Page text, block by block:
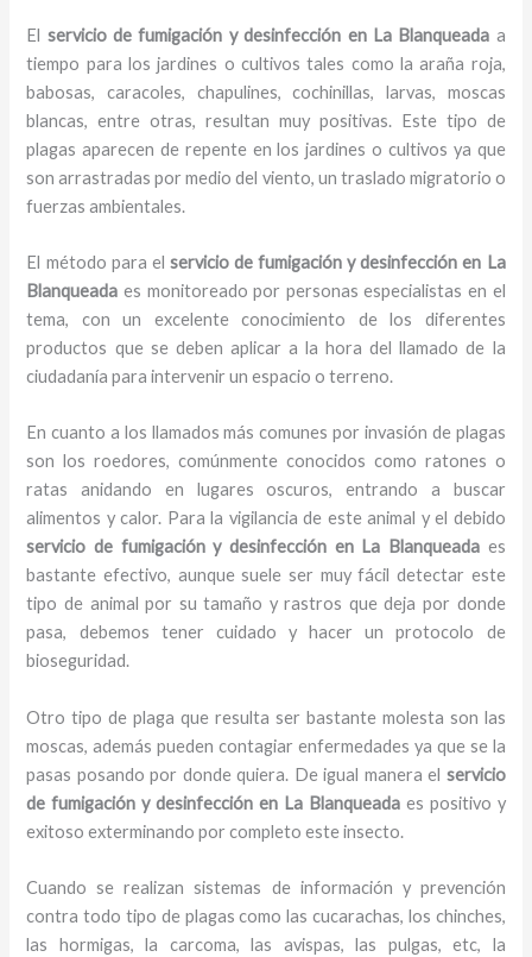
El servicio de fumigación y desinfección en La Blanqueada a
tiempo para los jardines o cultivos tales como la araña roja,
babosas, caracoles, chapulines, cochinillas, larvas, moscas
blancas, entre otras, resultan muy positivas. Este tipo de
plagas aparecen de repente en los jardines o cultivos ya que
son arrastradas por medio del viento, un traslado migratorio o
fuerzas ambientales.
El método para el servicio de fumigación y desinfección en La
Blanqueada es monitoreado por personas especialistas en el
tema, con un excelente conocimiento de los diferentes
productos que se deben aplicar a la hora del llamado de la
ciudadanía para intervenir un espacio o terreno.
En cuanto a los llamados más comunes por invasión de plagas
son los roedores, comúnmente conocidos como ratones o
ratas anidando en lugares oscuros, entrando a buscar
alimentos y calor. Para la vigilancia de este animal y el debido
servicio de fumigación y desinfección en La Blanqueada es
bastante efectivo, aunque suele ser muy fácil detectar este
tipo de animal por su tamaño y rastros que deja por donde
pasa, debemos tener cuidado y hacer un protocolo de
bioseguridad.
Otro tipo de plaga que resulta ser bastante molesta son las
moscas, además pueden contagiar enfermedades ya que se la
pasas posando por donde quiera. De igual manera el servicio
de fumigación y desinfección en La Blanqueadaes positivo y
exitoso exterminando por completo este insecto.
Cuando se realizan sistemas de información y prevención
contra todo tipo de plagas como las cucarachas, los chinches,
las hormigas, la carcoma, las avispas, las pulgas, etc, la